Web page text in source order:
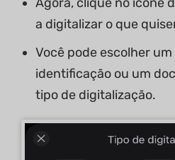
a digitalizar o que
Você pode escolher
identificação ou um
tipo de digitalização.